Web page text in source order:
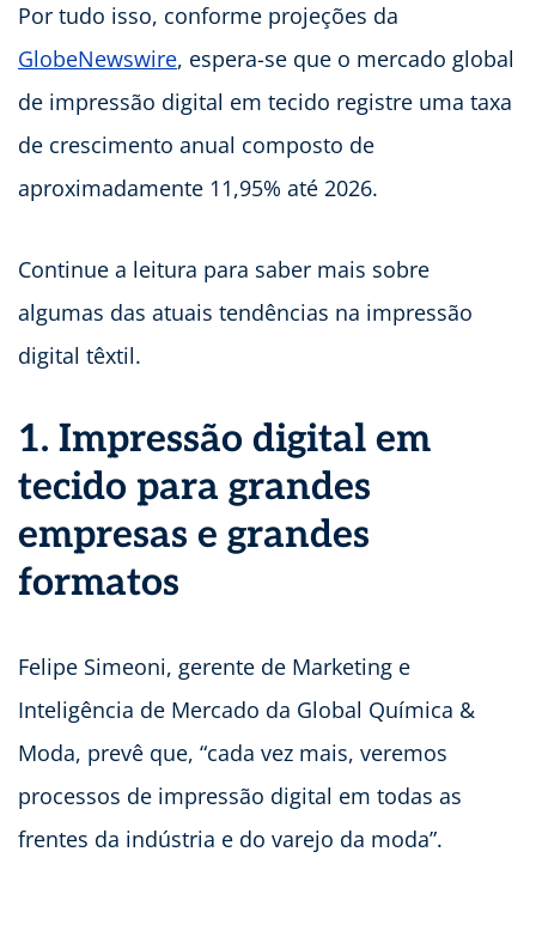
Por tudo isso, conforme projeções da
GlobeNewswire, espera-se que o mercado global
de impressão digital em tecido registre uma taxa
de crescimento anual composto de
aproximadamente 11,95% até 2026.
Continue a leitura para saber mais sobre
algumas das atuais tendências na impressão
digital têxtil.
1. Impressão digital em
tecido para grandes
empresas e grandes
formatos
Felipe Simeoni, gerente de Marketing e
Inteligência de Mercado da Global Química &
Moda, prevê que, “cada vez mais, veremos
processos de impressão digital em todas as
frentes da indústria e do varejo da moda”.